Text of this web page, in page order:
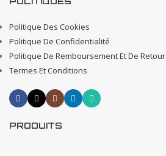
Politique Des Cookies
Politique De Confidentialité
Politique De Remboursement Et De Retour
Termes Et Conditions
PRODUITS